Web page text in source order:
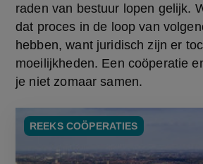
raden van bestuur lopen gelijk.
dat proces in de loop van
hebben, want juridisch zijn er
moeilijkheden. Een coöperatie
je niet zomaar samen.
REEKS COÖPERATIES